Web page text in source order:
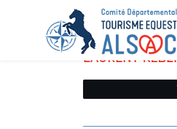
LAURENT KEBLI